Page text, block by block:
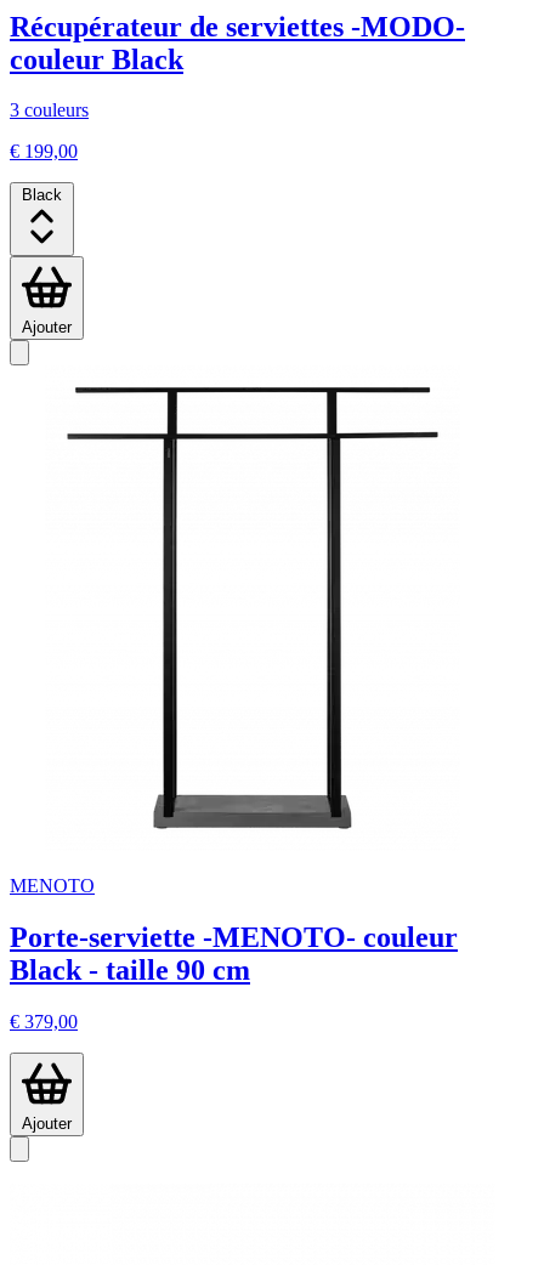
Récupérateur de serviettes -MODO-
couleur Black
3 couleurs
€ 199,00
Black
Ajouter
MENOTO
Porte-serviette -MENOTO- couleur
Black - taille 90 cm
€ 379,00
Ajouter